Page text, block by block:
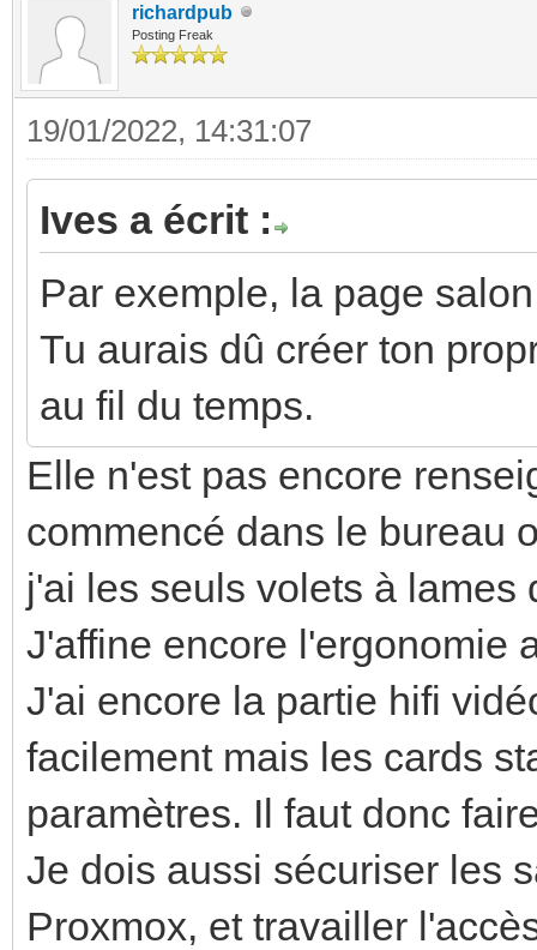
richardpub
Posting Freak
19/01/2022, 14:31:07
Ives a écrit :
Par exemple, la page
Tu aurais dû créer ton
au fil du temps.
Elle n'est pas encore
commencé dans le bureau
j'ai les seuls volets à lames
J'affine encore l'ergonomie
J'ai encore la partie hifi
facilement mais les cards
paramètres. Il faut donc
Je dois aussi sécuriser les
Proxmox, et travailler